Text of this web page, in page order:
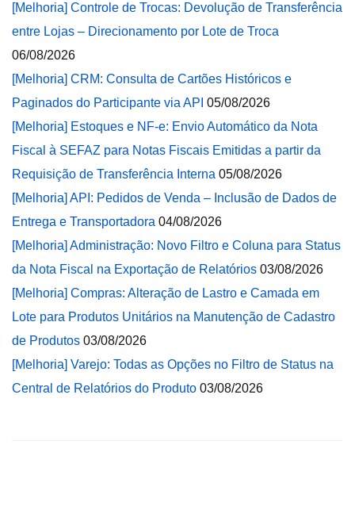
[Melhoria] Controle de Trocas: Devolução de Transferência
entre Lojas – Direcionamento por Lote de Troca
06/08/2026
[Melhoria] CRM: Consulta de Cartões Históricos e
Paginados do Participante via API 05/08/2026
[Melhoria] Estoques e NF-e: Envio Automático da Nota
Fiscal à SEFAZ para Notas Fiscais Emitidas a partir da
Requisição de Transferência Interna 05/08/2026
[Melhoria] API: Pedidos de Venda – Inclusão de Dados de
Entrega e Transportadora 04/08/2026
[Melhoria] Administração: Novo Filtro e Coluna para Status
da Nota Fiscal na Exportação de Relatórios 03/08/2026
[Melhoria] Compras: Alteração de Lastro e Camada em
Lote para Produtos Unitários na Manutenção de Cadastro
de Produtos 03/08/2026
[Melhoria] Varejo: Todas as Opções no Filtro de Status na
Central de Relatórios do Produto 03/08/2026